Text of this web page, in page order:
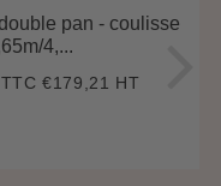
pan - coulisse
4,...
TTC€215,05
€179,21 HT